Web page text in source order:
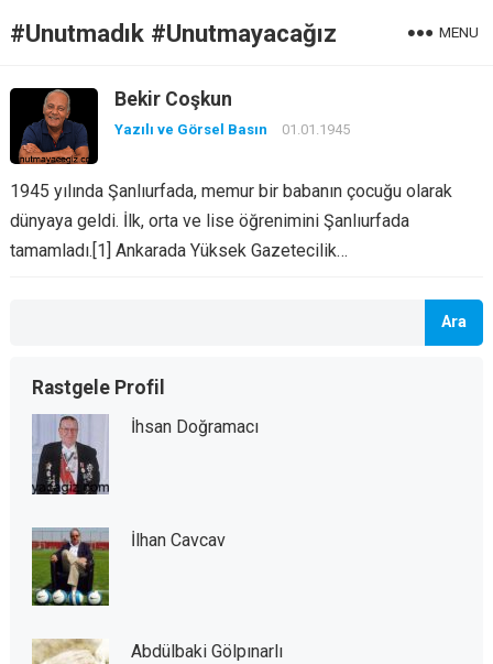
#Unutmadık #Unutmayacağız MENU
Bekir Coşkun
Yazılı ve Görsel Basın 01.01.1945
1945 yılında Şanlıurfada, memur bir babanın çocuğu olarak
dünyaya geldi. İlk, orta ve lise öğrenimini Şanlıurfada
tamamladı.[1] Ankarada Yüksek Gazetecilik…
Ara
Rastgele Profil
İhsan Doğramacı
İlhan Cavcav
Abdülbaki Gölpınarlı